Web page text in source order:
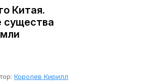
Китая.
существа
Королев Кирилл